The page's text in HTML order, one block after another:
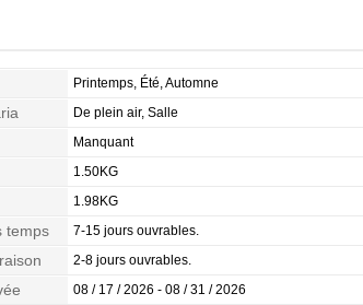
Printemps, Été, Automne
De plein air, Salle
Manquant
1.50KG
1.98KG
temps 7-15 jours ouvrables.
2-8 jours ouvrables.
08 / 17 / 2026 - 08 / 31 / 2026